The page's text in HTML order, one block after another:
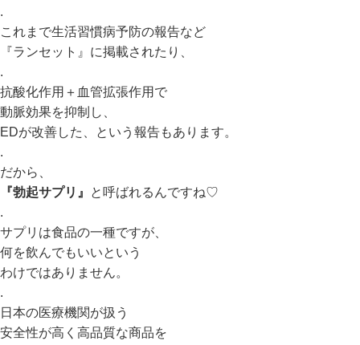
.
これまで生活習慣病予防の報告など
『ランセット』に掲載されたり、
.
抗酸化作用＋血管拡張作用で
動脈効果を抑制し、
EDが改善した、という報告もあります。
.
だから、
『勃起サプリ』
と呼ばれるんですね♡
.
サプリは食品の一種ですが、
何を飲んでもいいという
わけではありません。
.
日本の医療機関が扱う
安全性が高く高品質な商品を